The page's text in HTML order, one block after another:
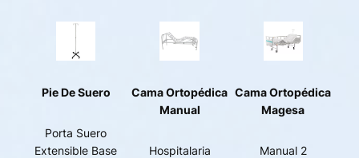
Pie De Suero
Porta Suero
Extensible Base
Cama Ortopédica
Manual
Hospitalaria
Cama Ortopédica
Magesa
Manual 2